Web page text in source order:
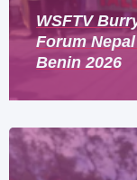
WSFTV
Forum
Benin 2026